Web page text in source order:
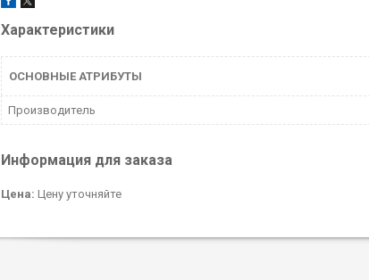
Характеристики
ОСНОВНЫЕ АТРИБУТЫ
Производитель
Информация для заказа
Цена: Цену уточняйте